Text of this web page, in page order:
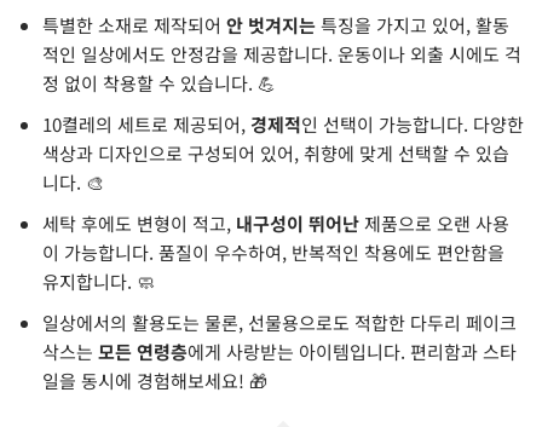
특별한 소재로 제작되어 안 벗겨지는특징을 가지고 있어, 활동
적인 일상에서도 안정감을 제공합니다. 운동이나 외출 시에도 걱
정 없이 착용할 수 있습니다. 💪
10켤레의 세트로 제공되어, 경제적인 선택이 가능합니다. 다양한
색상과 디자인으로 구성되어 있어, 취향에 맞게 선택할 수 있습
니다. 🎨
세탁 후에도 변형이 적고, 내구성이 뛰어난제품으로 오랜 사용
이 가능합니다. 품질이 우수하여, 반복적인 착용에도 편안함을
유지합니다. 🧼
일상에서의 활용도는 물론, 선물용으로도 적합한 다두리 페이크
삭스는 모든 연령층에게 사랑받는 아이템입니다. 편리함과 스타
일을 동시에 경험해보세요! 🎁